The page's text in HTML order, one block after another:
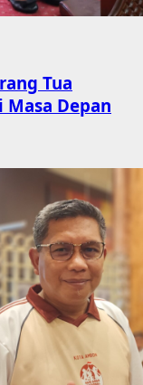
Tua
Depan